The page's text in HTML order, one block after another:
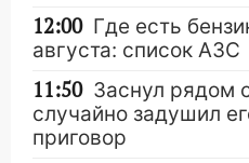
12:00 Где есть
августа: список АЗС
11:50 Заснул рядом
случайно задушил
приговор